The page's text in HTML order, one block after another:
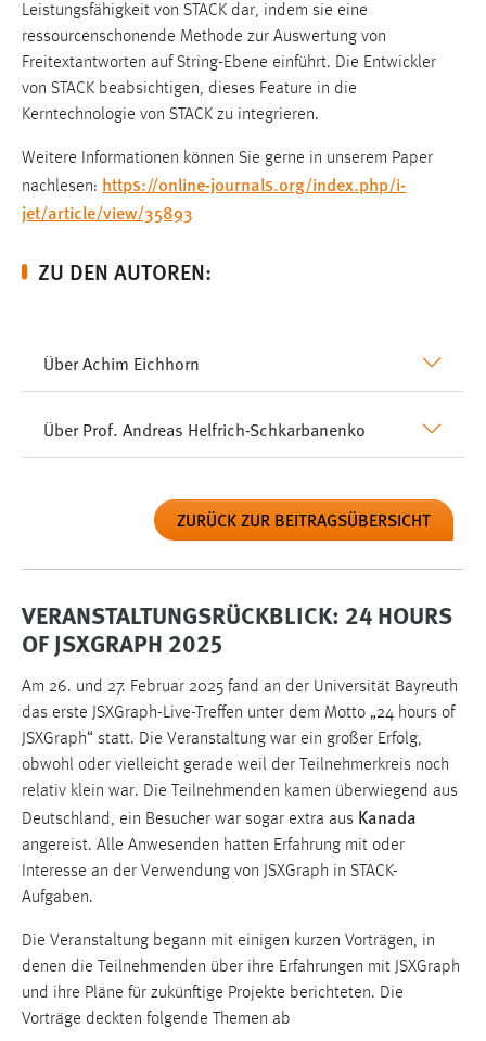
Leistungsfähigkeit von STACK dar, indem sie eine
ressourcenschonende Methode zur Auswertung von
Freitextantworten auf String-Ebene einführt. Die Entwickler
von STACK beabsichtigen, dieses Feature in die
Kerntechnologie von STACK zu integrieren.
Weitere Informationen können Sie gerne in unserem Paper
nachlesen: https://online-journals.org/index.php/i-
jet/article/view/35893
ZU DEN AUTOREN:
Über Achim Eichhorn
Über Prof. Andreas Helfrich-Schkarbanenko
ZURÜCK ZUR BEITRAGSÜBERSICHT
VERANSTALTUNGSRÜCKBLICK: 24 HOURS
OF JSXGRAPH 2025
Am 26. und 27. Februar 2025 fand an der Universität Bayreuth
das erste JSXGraph-Live-Treffen unter dem Motto „24 hours of
JSXGraph“ statt. Die Veranstaltung war ein großer Erfolg,
obwohl oder vielleicht gerade weil der Teilnehmerkreis noch
relativ klein war. Die Teilnehmenden kamen überwiegend aus
Deutschland, ein Besucher war sogar extra aus Kanada
angereist. Alle Anwesenden hatten Erfahrung mit oder
Interesse an der Verwendung von JSXGraph in STACK-
Aufgaben.
Die Veranstaltung begann mit einigen kurzen Vorträgen, in
denen die Teilnehmenden über ihre Erfahrungen mit JSXGraph
und ihre Pläne für zukünftige Projekte berichteten. Die
Vorträge deckten folgende Themen ab